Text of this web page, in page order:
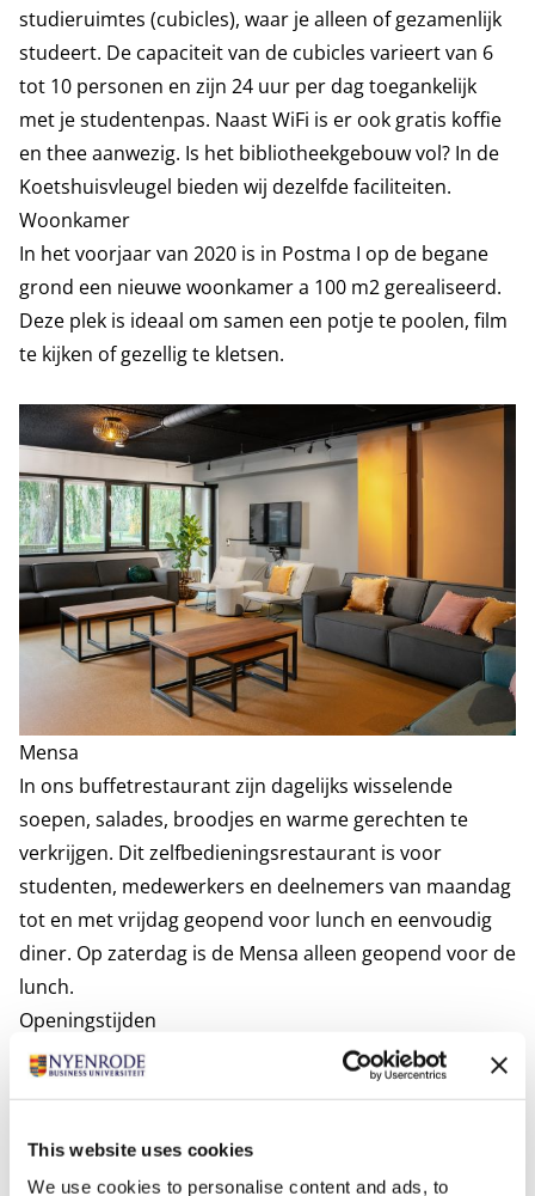
This website uses cookies
We use cookies to personalise content and ads, to
studieruimtes (cubicles), waar je alleen of gezamenlijk
studeert. De capaciteit van de cubicles varieert van 6
tot 10 personen en zijn 24 uur per dag toegankelijk
met je studentenpas. Naast WiFi is er ook gratis koffie
en thee aanwezig. Is het bibliotheekgebouw vol? In de
Koetshuisvleugel bieden wij dezelfde faciliteiten.
Woonkamer
In het voorjaar van 2020 is in Postma I op de begane
grond een nieuwe woonkamer a 100 m2 gerealiseerd.
Deze plek is ideaal om samen een potje te poolen, film
te kijken of gezellig te kletsen.
Mensa
In ons buffetrestaurant zijn dagelijks wisselende
soepen, salades, broodjes en warme gerechten te
verkrijgen. Dit zelfbedieningsrestaurant is voor
studenten, medewerkers en deelnemers van maandag
tot en met vrijdag geopend voor lunch en eenvoudig
diner. Op zaterdag is de Mensa alleen geopend voor de
lunch.
Openingstijden
Maandag t/m vrijdag: lunch van 12.00 tot 13.30 uur en
Feestdagen: gesloten.
Gesloten vanaf kerst tot eerste maandag van het